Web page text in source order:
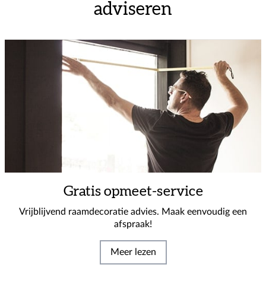
adviseren
Gratis opmeet-service
Vrijblijvend raamdecoratie advies. Maak eenvoudig een
afspraak!
Meer lezen